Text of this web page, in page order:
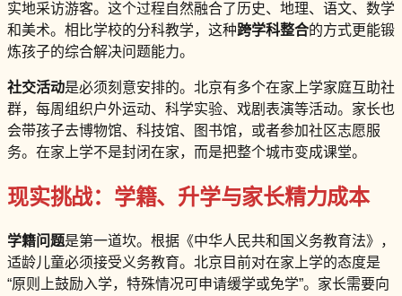
实地采访游客。这个过程自然融合了历史、地理、语文、数学
和美术。相比学校的分科教学，这种跨学科整合的方式更能锻
炼孩子的综合解决问题能力。
社交活动是必须刻意安排的。北京有多个在家上学家庭互助社
群，每周组织户外运动、科学实验、戏剧表演等活动。家长也
会带孩子去博物馆、科技馆、图书馆，或者参加社区志愿服
务。在家上学不是封闭在家，而是把整个城市变成课堂。
现实挑战：学籍、升学与家长精力成本
学籍问题是第一道坎。根据《中华人民共和国义务教育法》，
适龄儿童必须接受义务教育。北京目前对在家上学的态度是
“原则上鼓励入学，特殊情况可申请缓学或免学”。家长需要向